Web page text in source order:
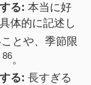
る: 本当に好
体的に記述し
とや、季節限
86。
る: 長すぎる